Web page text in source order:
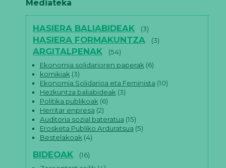
Mediateka
HASIERA BALIABIDEAK (3)
HASIERA FORMAKUNTZA (3)
ARGITALPENAK
(54)
Ekonomia solidarioren paperak(6)
komikiak(3)
Ekonomia Solidarioa eta Feminista (10)
Hezkuntza baliabideak(3)
Politika publikoak(6)
Herritar enpresa (2)
Auditoria sozial bateratua (15)
Erosketa Publiko Arduratsua (5)
Bestelakoak(4)
BIDEOAK
(16)